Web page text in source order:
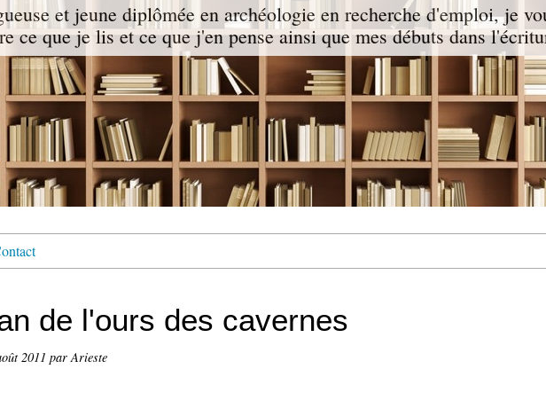
et jeune diplômée en archéologie en recherche d'emploi, je
ce que je lis et ce que j'en pense ainsi que mes débuts dans
de l'ours des cavernes
2011 par Arieste